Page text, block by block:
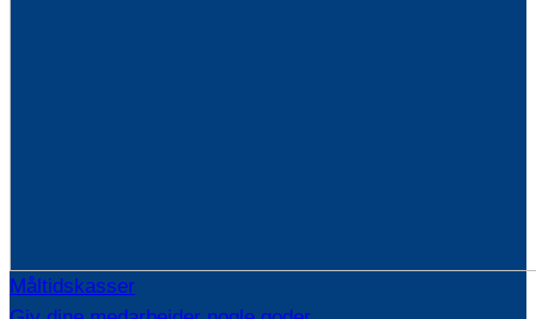
Måltidskasser